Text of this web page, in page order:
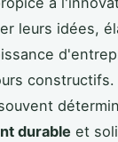
leurs idées,
durable et